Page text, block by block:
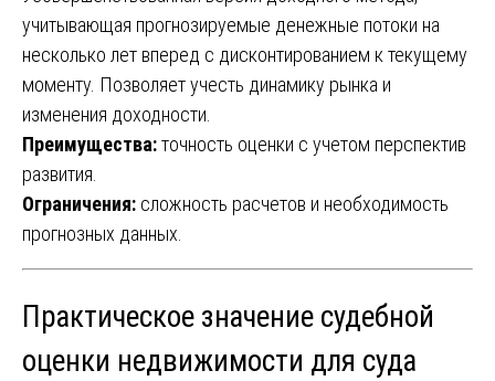
учитывающая прогнозируемые денежные потоки на
несколько лет вперед с дисконтированием к текущему
моменту. Позволяет учесть динамику рынка и
изменения доходности.
Преимущества:точность оценки с учетом перспектив
развития.
Ограничения: сложность расчетов и необходимость
прогнозных данных.
Практическое значение судебной
оценки недвижимости для суда